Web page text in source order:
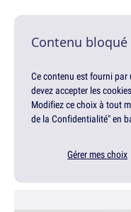
Contenu
Ce contenu est fourni
devez accepter les
Modifiez ce choix à tout
de la Confidentialité" en
Gérer mes choix